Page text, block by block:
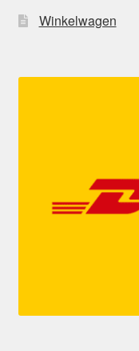
Winkelwagen